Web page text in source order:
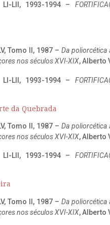
LII, 1993-1994 –
Tomo II, 1987 – Da
nos séculos XVI-XIX, Alberto
LII, 1993-1994 –
da Quebrada
Tomo II, 1987 – Da
nos séculos XVI-XIX, Alberto
LII, 1993-1994 –
Tomo II, 1987 – Da
nos séculos XVI-XIX, Alberto